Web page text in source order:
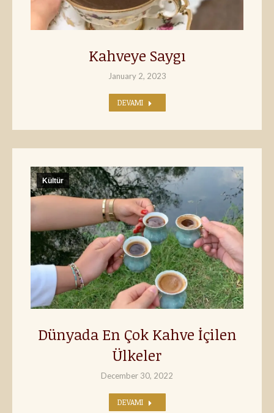
Kahveye Saygı
January 2, 2023
DEVAMI
Kültür
Dünyada En Çok Kahve İçilen
Ülkeler
December 30, 2022
DEVAMI